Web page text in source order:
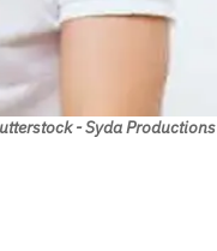
- Syda Productions